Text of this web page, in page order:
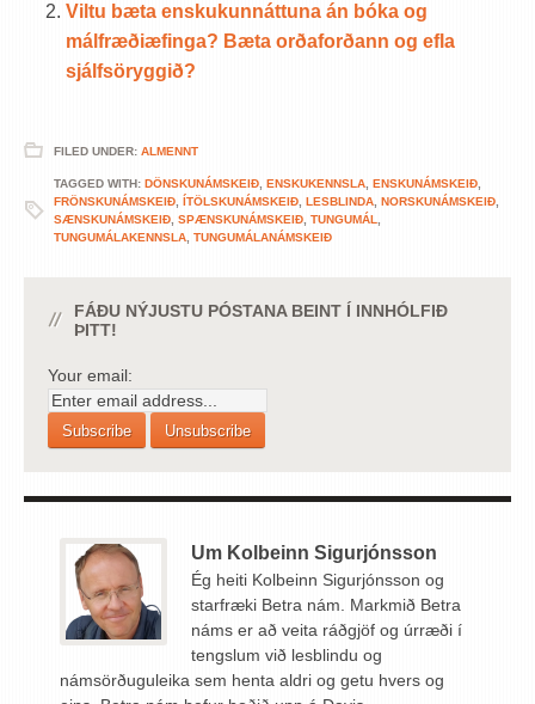
Viltu bæta enskukunnáttuna án bóka og
málfræðiæfinga? Bæta orðaforðann og efla
sjálfsöryggið?
FILED UNDER: ALMENNT
TAGGED WITH: DÖNSKUNÁMSKEIÐ ENSKUKENNSLA ENSKUNÁMSKEIÐ
FRÖNSKUNÁMSKEIÐ ÍTÖLSKUNÁMSKEIÐ LESBLINDA NORSKUNÁMSKEIÐ
SÆNSKUNÁMSKEIÐ SPÆNSKUNÁMSKEIÐ TUNGUMÁL
TUNGUMÁLAKENNSLA TUNGUMÁLANÁMSKEIÐ
FÁÐU NÝJUSTU PÓSTANA BEINT Í INNHÓLFIÐ
ÞITT!
Your email:
Um Kolbeinn Sigurjónsson
Ég heiti Kolbeinn Sigurjónsson og
starfræki Betra nám. Markmið Betra
náms er að veita ráðgjöf og úrræði í
tengslum við lesblindu og
námsörðuguleika sem henta aldri og getu hvers og